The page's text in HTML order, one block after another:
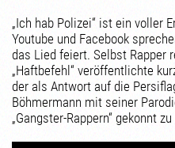
„Ich hab Polizei“ ist ein voller
Youtube und Facebook
das Lied feiert. Selbst Rapper
„Haftbefehl“ veröffentlichte
der als Antwort auf die
Böhmermann mit seiner
„Gangster-Rappern“ gekonnt